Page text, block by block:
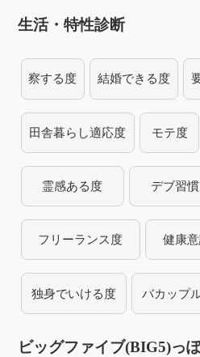
生活・特性診断
察する度 結婚できる度
田舎暮らし適応度 モテ度
霊感ある度 デブ習
フリーランス度 健康
独身でいける度 バカップ
ビッグファイブ(BIG5)っ